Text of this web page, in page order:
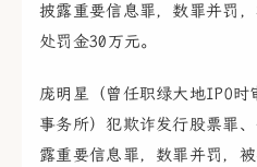
披露重要信息罪，数罪并罚
处罚金30万元。
庞明星（曾任职绿大地IPO
事务所）犯欺诈发行股票罪
露重要信息罪，数罪并罚，